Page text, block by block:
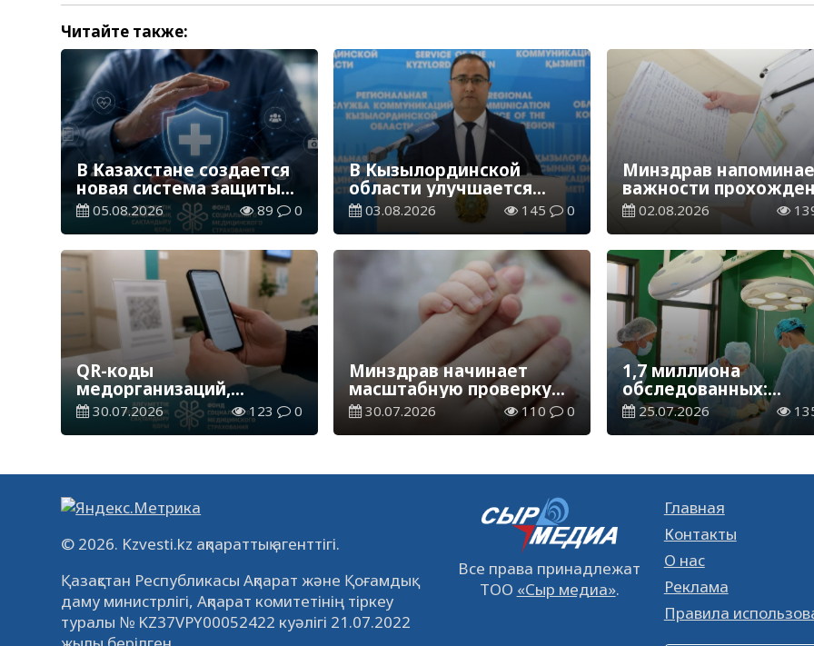
Читайте также:
В Казахстане создается
новая система защиты
средств ОСМС от
необоснованных выплат
05.08.2026 89 0
В Кызылординской
области улучшается
качество медицинской
помощи
03.08.2026 145 0
Минздрав
важности
бесплатных
в возрасте от 30 до 76
лет
02.08.2026
QR-коды
медорганизаций,
персональный профиль
пациента, оценка
качества – как
контроль» в
здравоохранении
30.07.2026 123 0
Минздрав начинает
масштабную проверку
перинатальных центров
Казахстана
30.07.2026 110 0
1,7 миллиона
обследованных:
Минздрав усиливает
раннее выявление
болезней сердца
25.07.2026
© 2026. Kzvesti.kz ақпараттық агенттігі.
Қазақстан Республикасы Ақпарат және Қоғамдық
даму министрлігі, Ақпарат комитетінің тіркеу
туралы № KZ37VPY00052422 куәлігі 21.07.2022
Все права принадлежат
ТОО «Сыр медиа».
Главная
Контакты
О нас
Реклама
Правила